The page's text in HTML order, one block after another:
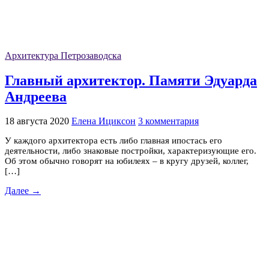
Архитектура Петрозаводска
Главный архитектор. Памяти Эдуарда
Андреева
18 августа 2020 Елена Ициксон 3 комментария
У каждого архитектора есть либо главная ипостась его
деятельности, либо знаковые постройки, характеризующие его.
Об этом обычно говорят на юбилеях – в кругу друзей, коллег,
[…]
Далее →